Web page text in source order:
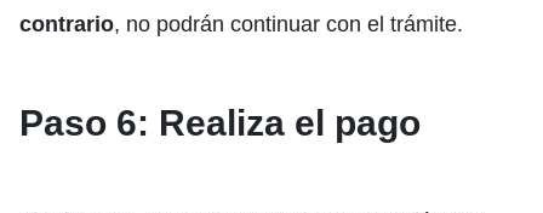
contrario, no podrán continuar con el trámite.
Paso 6: Realiza el pago